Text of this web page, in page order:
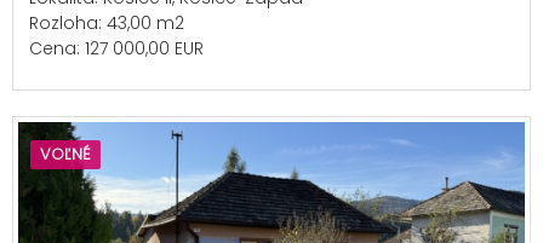
Rozloha: 43,00 m2
Cena: 127 000,00 EUR
VOĽNÉ